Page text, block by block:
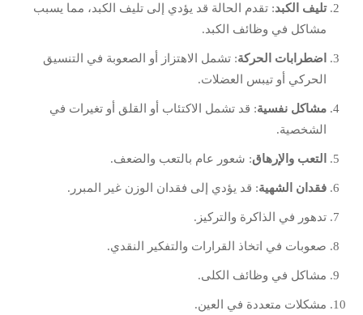
تليف الكبد: تقدم الحالة قد يؤدي إلى تليف الكبد، مما يسبب
مشاكل في وظائف الكبد.
اضطرابات الحركة: تشمل الاهتزاز أو الصعوبة في التنسيق
الحركي أو تيبس العضلات.
مشاكل نفسية: قد تشمل الاكتئاب أو القلق أو تغيرات في
الشخصية.
التعب والإرهاق: شعور عام بالتعب والضعف.
فقدان الشهية: قد يؤدي إلى فقدان الوزن غير المبرر.
تدهور في الذاكرة والتركيز.
صعوبات في اتخاذ القرارات والتفكير النقدي.
مشاكل في وظائف الكلى.
مشكلات متعددة في العين.